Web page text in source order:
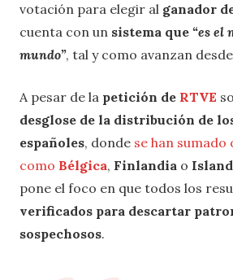
votación para elegir al ganador
cuenta con un sistema que “es el
mundo”, tal y como avanzan desde
A pesar de la petición de RTVE
desglose de la distribución de
españoles, donde se han
como Bélgica, Finlandia o
pone el foco en que todos los
verificados para descartar
sospechosos.